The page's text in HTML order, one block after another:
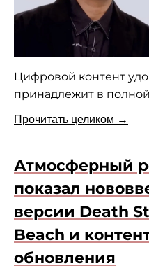
Цифровой контент
принадлежит в
Прочитать целиком →
Атмосферный
показал
версии Death
Beach и
обновления